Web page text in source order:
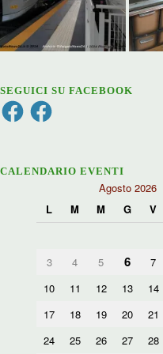
SEGUICI SU FACEBOOK
FacebookFacebook
CALENDARIO EVENTI
Agosto 2026
L
M M G V
3
4 5 6 7
10
11 12 13 14
17
18 19 20 21
24
25 26 27 28